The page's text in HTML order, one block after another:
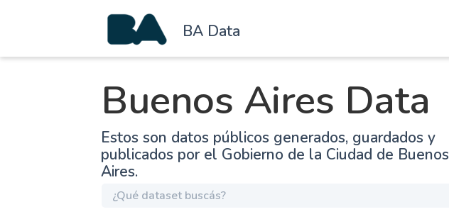
BA Data
Buenos Aires Data
Estos son datos públicos generados, guardados y
publicados por el Gobierno de la Ciudad de Buenos
Aires.